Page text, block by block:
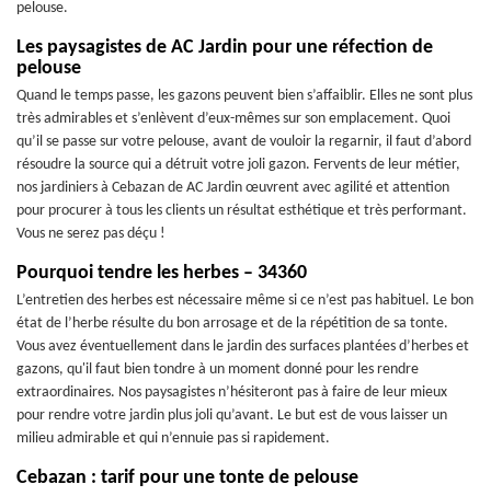
pelouse.
Les paysagistes de AC Jardin pour une réfection de
pelouse
Quand le temps passe, les gazons peuvent bien s’affaiblir. Elles ne sont plus
très admirables et s’enlèvent d’eux-mêmes sur son emplacement. Quoi
qu’il se passe sur votre pelouse, avant de vouloir la regarnir, il faut d’abord
résoudre la source qui a détruit votre joli gazon. Fervents de leur métier,
nos jardiniers à Cebazan de AC Jardin œuvrent avec agilité et attention
pour procurer à tous les clients un résultat esthétique et très performant.
Vous ne serez pas déçu !
Pourquoi tendre les herbes – 34360
L’entretien des herbes est nécessaire même si ce n’est pas habituel. Le bon
état de l’herbe résulte du bon arrosage et de la répétition de sa tonte.
Vous avez éventuellement dans le jardin des surfaces plantées d’herbes et
gazons, qu'il faut bien tondre à un moment donné pour les rendre
extraordinaires. Nos paysagistes n’hésiteront pas à faire de leur mieux
pour rendre votre jardin plus joli qu’avant. Le but est de vous laisser un
milieu admirable et qui n’ennuie pas si rapidement.
Cebazan : tarif pour une tonte de pelouse